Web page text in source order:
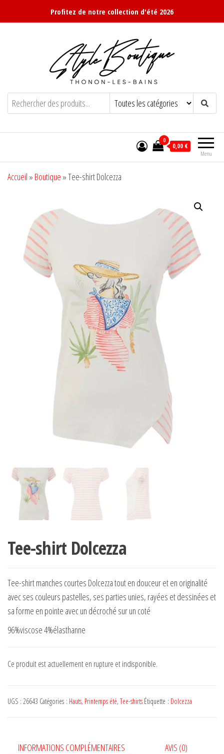
Profitez de notre collection d'été 2026
Style Boutique
Votre boutique de prêt-à-porter pour
femmes, à Thonon-les-bains (74)
Menu
0
0,00 €
Accueil » Boutique »Tee-shirt Dolcezza
Tee-shirt Dolcezza
Tee-shirt manches courtes Dolcezza tout en douceur et en originalité
avec ses couleurs pastelles, ses parties unies, rayées et dessinées et
sa forme en pointe avec un décroché sur un coté
96%viscose 4%élasthanne
Ce produit est actuellement en rupture et indisponible.
UGS : 26643 Catégories : Hauts, Printemps été, Tee-shirts Étiquette : Dolcezza
INFORMATIONS COMPLÉMENTAIRES AVIS (0)